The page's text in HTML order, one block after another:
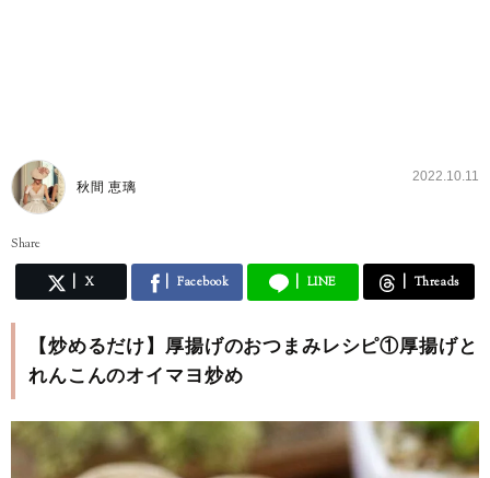
秋間 恵璃
2022.10.11
Share
X Facebook LINE Threads
【炒めるだけ】厚揚げのおつまみレシピ①厚揚げと
れんこんのオイマヨ炒め